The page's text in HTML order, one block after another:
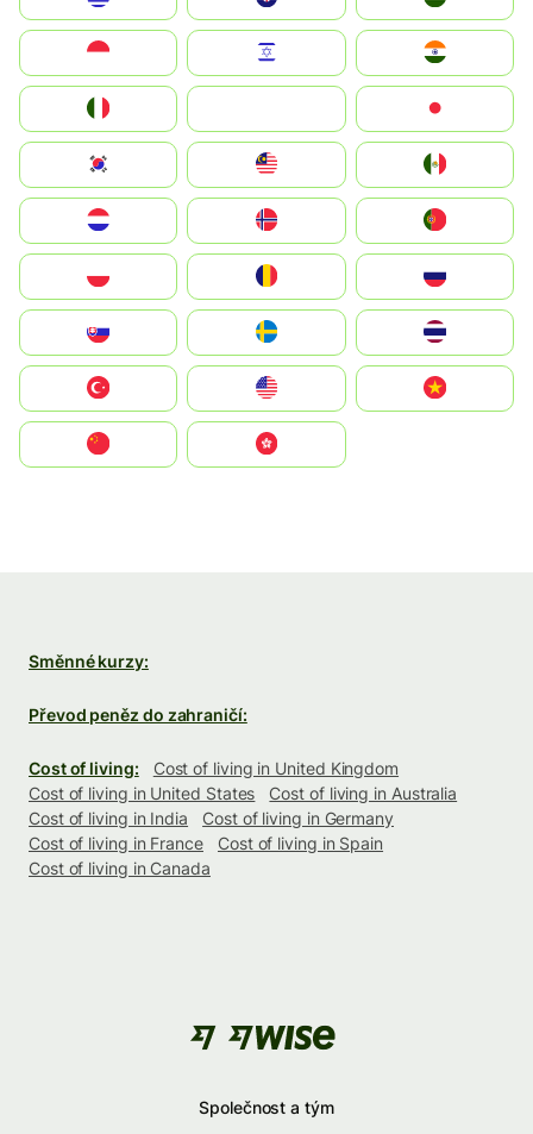
South Korea
United States
中國香港特別行政區
Směnné kurzy:
Převod peněz do zahraničí:
Cost of living:
Cost of living in United Kingdom
Cost of living in United States
Cost of living in Australia
Cost of living in India
Cost of living in Germany
Cost of living in France
Cost of living in Spain
Cost of living in Canada
Společnost a tým